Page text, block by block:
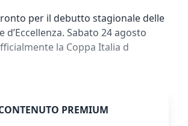
per il debutto stagionale delle
Sabato 24 agosto
la Coppa Italia d
PREMIUM